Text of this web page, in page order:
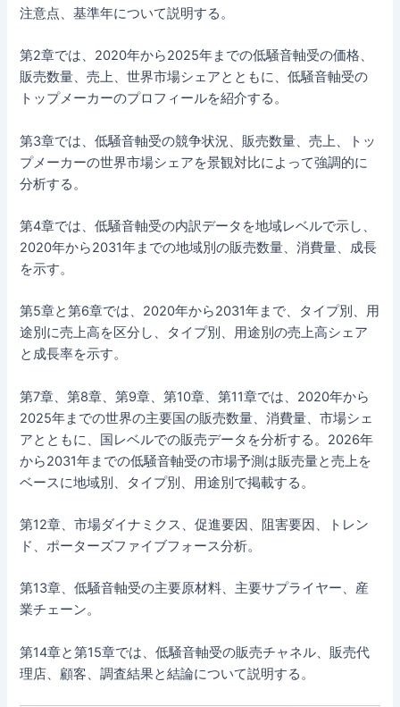
注意点、基準年について説明する。
第2章では、2020年から2025年までの低騒音軸受の価格、
販売数量、売上、世界市場シェアとともに、低騒音軸受の
トップメーカーのプロフィールを紹介する。
第3章では、低騒音軸受の競争状況、販売数量、売上、トッ
プメーカーの世界市場シェアを景観対比によって強調的に
分析する。
第4章では、低騒音軸受の内訳データを地域レベルで示し、
2020年から2031年までの地域別の販売数量、消費量、成長
を示す。
第5章と第6章では、2020年から2031年まで、タイプ別、用
途別に売上高を区分し、タイプ別、用途別の売上高シェア
と成長率を示す。
第7章、第8章、第9章、第10章、第11章では、2020年から
2025年までの世界の主要国の販売数量、消費量、市場シェ
アとともに、国レベルでの販売データを分析する。2026年
から2031年までの低騒音軸受の市場予測は販売量と売上を
ベースに地域別、タイプ別、用途別で掲載する。
第12章、市場ダイナミクス、促進要因、阻害要因、トレン
ド、ポーターズファイブフォース分析。
第13章、低騒音軸受の主要原材料、主要サプライヤー、産
業チェーン。
第14章と第15章では、低騒音軸受の販売チャネル、販売代
理店、顧客、調査結果と結論について説明する。